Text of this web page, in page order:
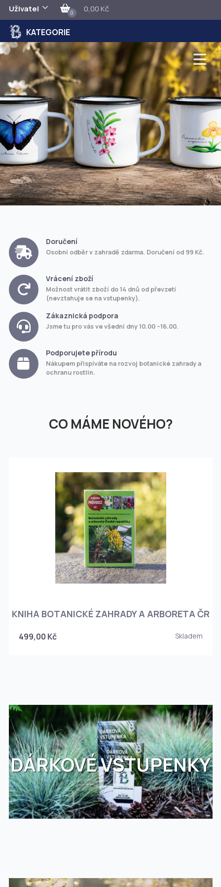
Uživatel 0 0,00 Kč
KATEGORIE
Doručení
Osobní odběr v zahradě zdarma. Doručení od 99 Kč.
Vrácení zboží
Možnost vrátit zboží do 14 dnů od převzetí
(nevztahuje se na vstupenky).
Zákaznická podpora
Jsme tu pro vás ve všední dny 10.00 –16.00.
Podporujete přírodu
Nákupem přispíváte na rozvoj botanické zahrady a
ochranu rostlin.
CO MÁME NOVÉHO?
KNIHA BOTANICKÉ ZAHRADY A ARBORETA ČR
499,00 Kč Skladem
DÁRKOVÉ VSTUPENKY